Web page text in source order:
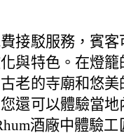
接駁服務， 賓客
與特色。 在燈籠
古老的寺廟和悠美
您還可以體驗當地
酒廠中體驗